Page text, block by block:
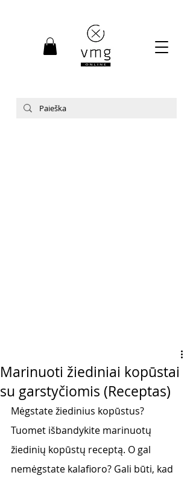
Marinuoti žiediniai kopūstai
su garstyčiomis (Receptas)
Mėgstate žiedinius kopūstus?
Tuomet išbandykite marinuotų
žiedinių kopūstų receptą. O gal
nemėgstate kalafioro? Gali būti, kad